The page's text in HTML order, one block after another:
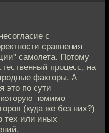
с
сравнения
самолета. Потому
процесс, на
факторы. А
это по сути
которую помимо
(куда же без них?)
тех или иных